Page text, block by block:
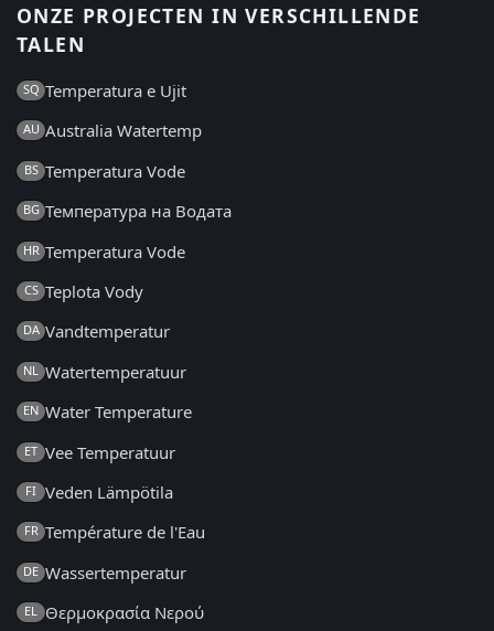
ONZE PROJECTEN IN VERSCHILLENDE
TALEN
SQ Temperatura e Ujit
AU Australia Watertemp
BS Temperatura Vode
BG Температура на Водата
HR Temperatura Vode
CS Teplota Vody
DA Vandtemperatur
NL Watertemperatuur
EN Water Temperature
ET Vee Temperatuur
FI Veden Lämpötila
FR Température de l'Eau
DE Wassertemperatur
EL Θερμοκρασία Νερού